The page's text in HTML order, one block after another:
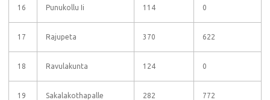
16 Punukollu Ii 114 0
17 Rajupeta 370 622
18 Ravulakunta 124 0
19 Sakalakothapalle 282 772